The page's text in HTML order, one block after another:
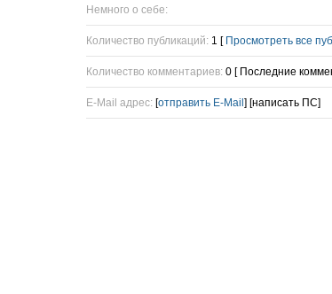
Немного о себе:
Количество публикаций: 1 [ Просмотреть все
Количество комментариев: 0 [ Последние
E-Mail адрес: [отправить E-Mail ] [написать ПС]